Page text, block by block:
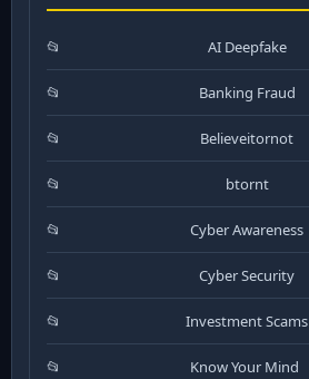
AI Deepfake
Banking Fraud
Believeitornot
btornt
Cyber Awareness
Cyber Security
Investment Scams
Know Your Mind